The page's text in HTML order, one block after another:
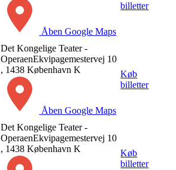
Åben Google Maps
billetter
Det Kongelige Teater -
OperaenEkvipagemestervej 10
, 1438 København K
Åben Google Maps
Køb
billetter
Det Kongelige Teater -
OperaenEkvipagemestervej 10
, 1438 København K
Køb
billetter